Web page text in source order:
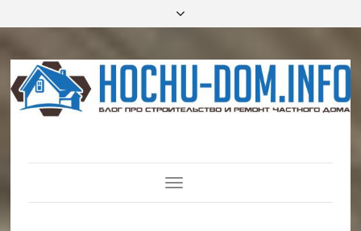
Toggle
Navigation